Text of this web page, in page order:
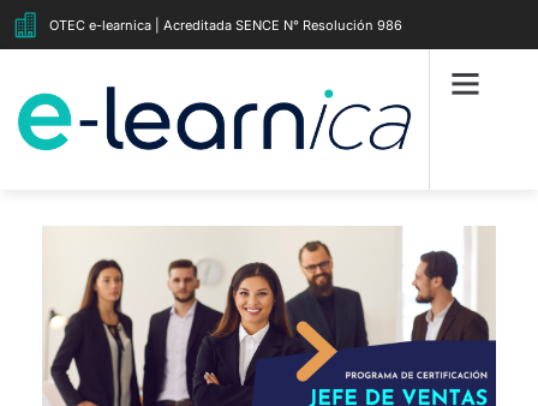
OTEC e-learnica | Acreditada SENCE N° Resolución 986